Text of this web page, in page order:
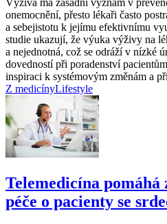
Výživa má zásadní význam v
onemocnění, přesto lékaři často
a sebejistotu k jejímu efektivnímu
studie ukazují, že výuka výživy na
a nejednotná, což se odráží v nízké
dovedností při poradenství
inspiraci k systémovým změnám a
Z medicínyLifestyle
Telemedicína pomáhá
péče o pacienty se